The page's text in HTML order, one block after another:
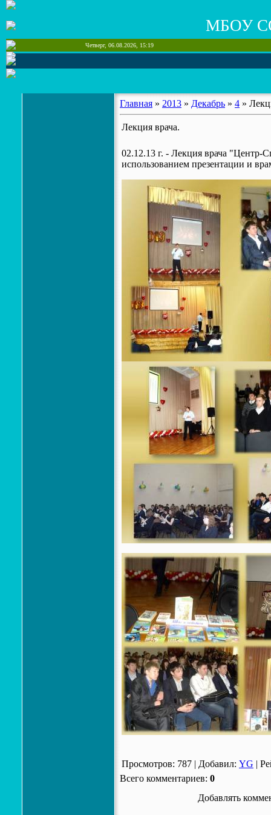
МБОУ
Четверг, 06.08.2026, 15:19
Главная » 2013 » Декабрь » 4 »
Лекция врача.
02.12.13 г. - Лекция врача "Центр-
использованием презентации и
Просмотров: 787 | Добавил: YG |
Всего комментариев: 0
Добавлять